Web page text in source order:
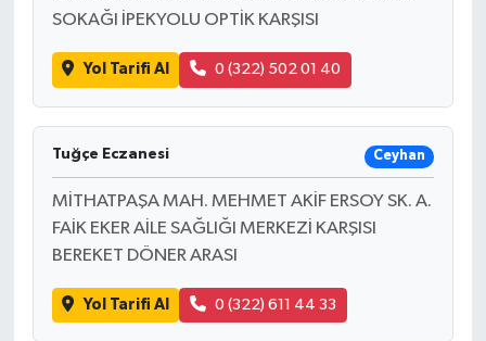
SOKAĞI İPEKYOLU OPTİK KARŞISI
Yol Tarifi Al 0 (322) 502 01 40
Tuğçe Eczanesi Ceyhan
MİTHATPAŞA MAH. MEHMET AKİF ERSOY SK. A.
FAİK EKER AİLE SAĞLIĞI MERKEZİ KARŞISI
BEREKET DÖNER ARASI
Yol Tarifi Al 0 (322) 611 44 33